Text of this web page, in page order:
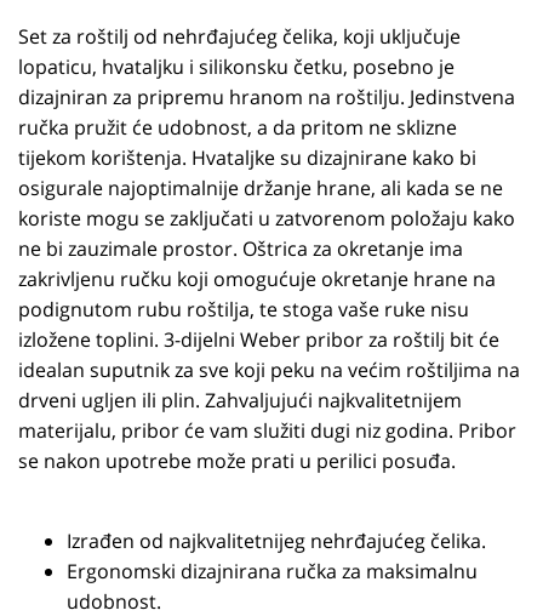
Set za roštilj od nehrđajućeg čelika, koji uključuje
lopaticu, hvataljku i silikonsku četku, posebno je
dizajniran za pripremu hranom na roštilju. Jedinstvena
ručka pružit će udobnost, a da pritom ne sklizne
tijekom korištenja. Hvataljke su dizajnirane kako bi
osigurale najoptimalnije držanje hrane, ali kada se ne
koriste mogu se zaključati u zatvorenom položaju kako
ne bi zauzimale prostor. Oštrica za okretanje ima
zakrivljenu ručku koji omogućuje okretanje hrane na
podignutom rubu roštilja, te stoga vaše ruke nisu
izložene toplini. 3-dijelni Weber pribor za roštilj bit će
idealan suputnik za sve koji peku na većim roštiljima na
drveni ugljen ili plin. Zahvaljujući najkvalitetnijem
materijalu, pribor će vam služiti dugi niz godina. Pribor
se nakon upotrebe može prati u perilici posuđa.
Izrađen od najkvalitetnijeg nehrđajućeg čelika.
Ergonomski dizajnirana ručka za maksimalnu
udobnost.